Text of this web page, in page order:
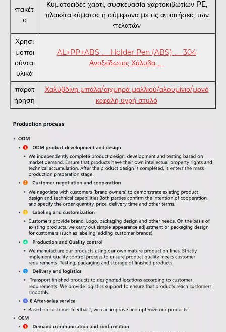
πακέτ
ο
Κυματοειδές χαρτί, συσκευασία χαρτοκιβωτίων PE,
πλακέτα κύματος ή σύμφωνα με τις απαιτήσεις των
πελατών
Χρησι
μοποι
ούνται
υλικά
AL+PP+ABS 、 Holder Pen (ABS) 、 304
Ανοξείδωτος Χάλυβα 、
παρατ
ήρηση
Χαλύβδινη μπάλα/αιχμηρά μαλλιού/αλουμίνιο/μονό
κεφαλή υγρή στυλό